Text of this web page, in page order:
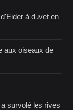
à duvet en
aux oiseaux de
survolé les rives